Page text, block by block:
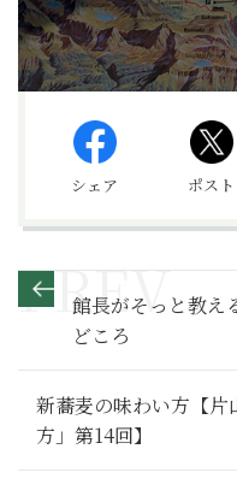
シェア ポスト
館長がそっと教え
どころ
新蕎麦の味わい方【片
方」第14回】